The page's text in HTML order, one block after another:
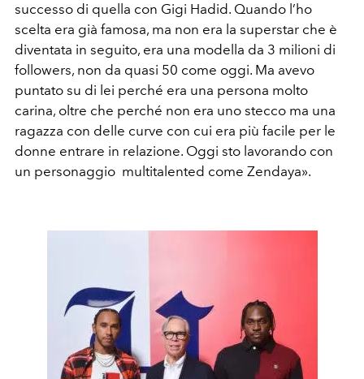
successo di quella con Gigi Hadid. Quando l’ho
scelta era già famosa, ma non era la superstar che è
diventata in seguito, era una modella da 3 milioni di
followers, non da quasi 50 come oggi. Ma avevo
puntato su di lei perché era una persona molto
carina, oltre che perché non era uno stecco ma una
ragazza con delle curve con cui era più facile per le
donne entrare in relazione. Oggi sto lavorando con
un personaggio multitalented come Zendaya».